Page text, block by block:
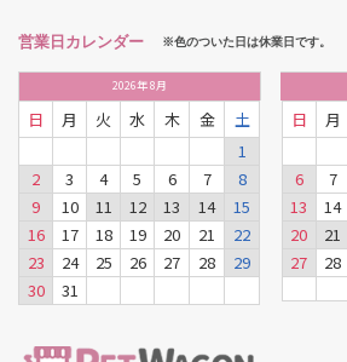
営業日カレンダー ※色のついた日は休業日です。
2026年8月
日 月 火 水 木 金
土
1
2
3 4 5 6 7
8
9
10 11 12 13 14
15
16
17 18 19 20 21
22
23
24 25 26 27 28
29
30
31
日 月
6
7
13
14
20
21
27
28